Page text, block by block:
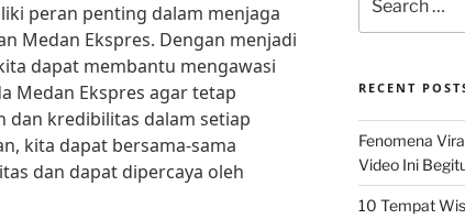
peran penting dalam menjaga
Medan Ekspres. Dengan menjadi
dapat membantu mengawasi
Medan Ekspres agar tetap
dan kredibilitas dalam setiap
kita dapat bersama-sama
dan dapat dipercaya oleh
for:
RECENT
Fenomena
Video Ini
10 Tempat